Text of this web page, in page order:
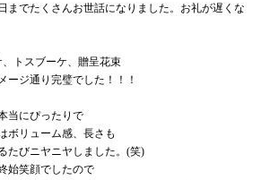
までたくさんお世話になりました。お礼が遅くな
トスブーケ、贈呈花束
ージ通り完璧でした！！！
当にぴったりで
ボリューム感、長さも
たびニヤニヤしました。(笑)
始笑顔でしたので